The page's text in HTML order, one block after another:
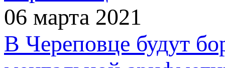
06 марта 2021
В Череповце будут